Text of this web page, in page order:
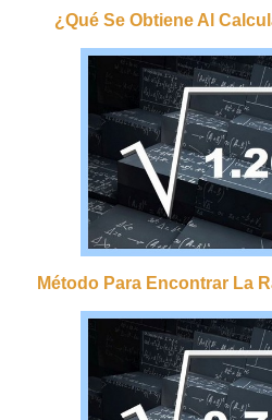
¿qué Se Obtiene Al
Método Para Encontrar La